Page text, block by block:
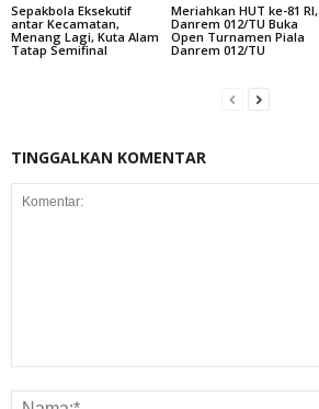
Sepakbola Eksekutif
antar Kecamatan,
Menang Lagi, Kuta Alam
Tatap Semifinal
Meriahkan HUT ke-81 RI,
Danrem 012/TU Buka
Open Turnamen Piala
Danrem 012/TU
TINGGALKAN KOMENTAR